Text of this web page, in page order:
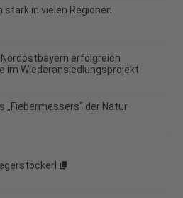
in vielen Regionen
erfolgreich
im Wiederansiedlungsprojekt
„Fiebermessers“ der Natur